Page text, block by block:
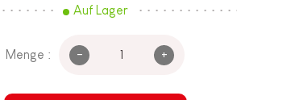
Auf Lager
Menge : - +